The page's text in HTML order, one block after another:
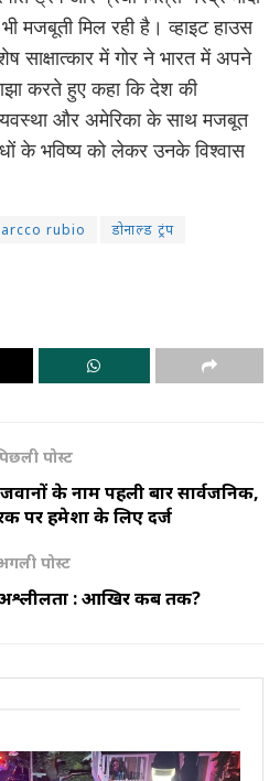
मजबूती मिल रही है। व्हाइट हाउस
साक्षात्कार में गोर ने भारत में अपने
करते हुए कहा कि देश की
और अमेरिका के साथ मजबूत
के भविष्य को लेकर उनके विश्वास
rubio
डोनाल्ड ट्रंप
पोस्ट
के नाम पहली बार सार्वजनिक,
पर हमेशा के लिए दर्ज
पोस्ट
: आखिर कब तक?